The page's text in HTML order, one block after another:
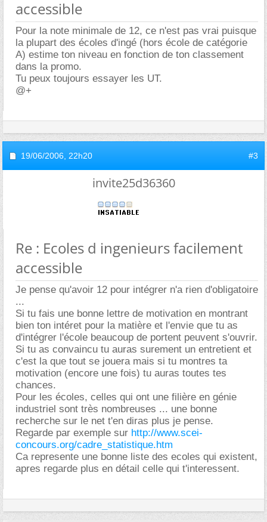
accessible
Pour la note minimale de 12, ce n'est pas vrai puisque
la plupart des écoles d'ingé (hors école de catégorie
A) estime ton niveau en fonction de ton classement
dans la promo.
Tu peux toujours essayer les UT.
@+
19/06/2006, 22h20 #3
invite25d36360
Re : Ecoles d ingenieurs facilement
accessible
Je pense qu'avoir 12 pour intégrer n'a rien d'obligatoire
...
Si tu fais une bonne lettre de motivation en montrant
bien ton intéret pour la matière et l'envie que tu as
d'intégrer l'école beaucoup de portent peuvent s'ouvrir.
Si tu as convaincu tu auras surement un entretient et
c'est la que tout se jouera mais si tu montres ta
motivation (encore une fois) tu auras toutes tes
chances.
Pour les écoles, celles qui ont une filière en génie
industriel sont très nombreuses ... une bonne
recherche sur le net t'en diras plus je pense.
Regarde par exemple sur http://www.scei-
concours.org/cadre_statistique.htm
Ca represente une bonne liste des ecoles qui existent,
apres regarde plus en détail celle qui t'interessent.